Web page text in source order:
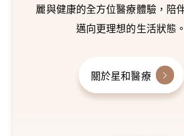
麗與健康的全方位醫療體驗，陪
邁向更理想的生活狀態。
關於星和醫療